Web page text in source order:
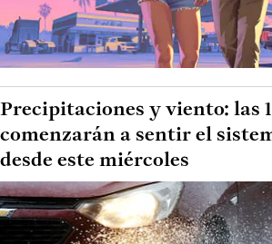
Precipitaciones y viento: las
comenzarán a sentir el
desde este miércoles